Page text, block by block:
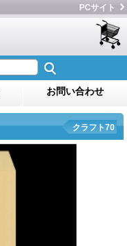
PCサイト
お問い合わせ
クラフト70